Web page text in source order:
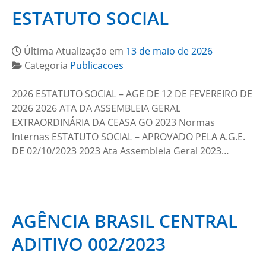
ESTATUTO SOCIAL
Última Atualização em 13 de maio de 2026
Categoria Publicacoes
2026 ESTATUTO SOCIAL – AGE DE 12 DE FEVEREIRO DE
2026 2026 ATA DA ASSEMBLEIA GERAL
EXTRAORDINÁRIA DA CEASA GO 2023 Normas
Internas ESTATUTO SOCIAL – APROVADO PELA A.G.E.
DE 02/10/2023 2023 Ata Assembleia Geral 2023…
AGÊNCIA BRASIL CENTRAL
ADITIVO 002/2023